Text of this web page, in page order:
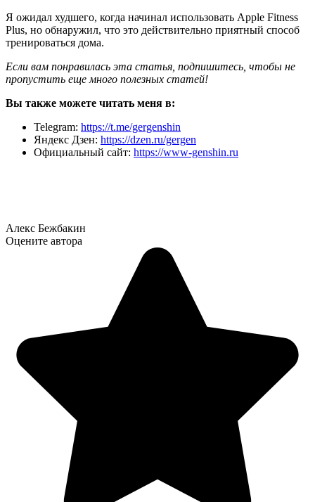
Я ожидал худшего, когда начинал использовать Apple Fitness
Plus, но обнаружил, что это действительно приятный способ
тренироваться дома.
Если вам понравилась эта статья, подпишитесь, чтобы не
пропустить еще много полезных статей!
Вы также можете читать меня в:
Telegram: https://t.me/gergenshin
Яндекс Дзен: https://dzen.ru/gergen
Официальный сайт: https://www-genshin.ru
Алекс Бежбакин
Оцените автора